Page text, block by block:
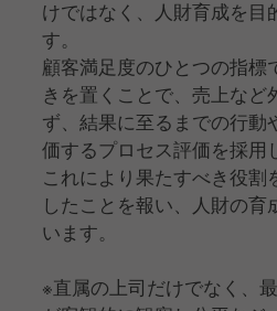
けではなく、人財育成を目
す。
顧客満足度のひとつの指標
きを置くことで、売上など
ず、結果に至るまでの行動
価するプロセス評価を採用
これにより果たすべき役割
したことを報い、人財の育
います。
※直属の上司だけでなく、